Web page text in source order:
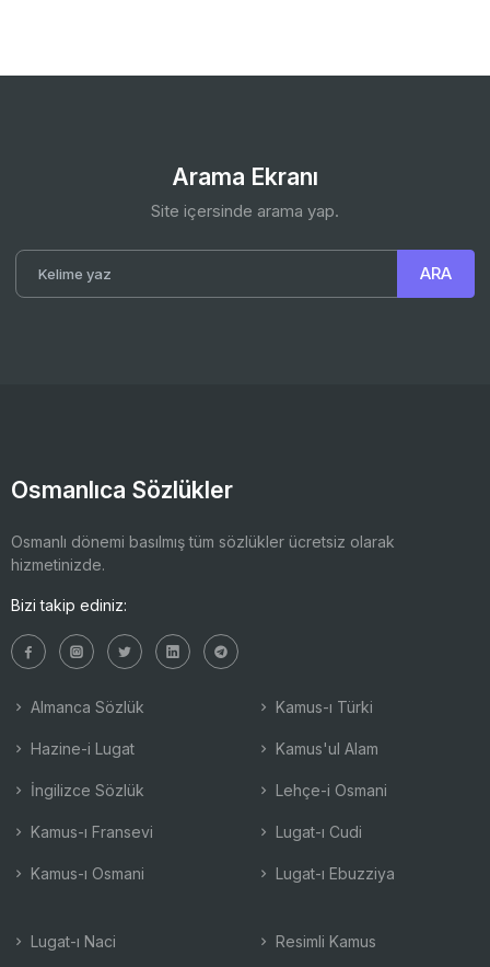
Arama Ekranı
Site içersinde arama yap.
Osmanlıca Sözlükler
Osmanlı dönemi basılmış tüm sözlükler ücretsiz olarak
hizmetinizde.
Bizi takip ediniz:
Almanca Sözlük
Hazine-i Lugat
İngilizce Sözlük
Kamus-ı Fransevi
Kamus-ı Osmani
Kamus-ı Türki
Kamus'ul Alam
Lehçe-i Osmani
Lugat-ı Cudi
Lugat-ı Ebuzziya
Lugat-ı Naci Resimli Kamus